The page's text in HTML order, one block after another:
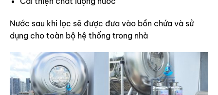
Nước sau khi lọc sẽ được đưa vào bồn chứa và sử
dụng cho toàn bộ hệ thống trong nhà